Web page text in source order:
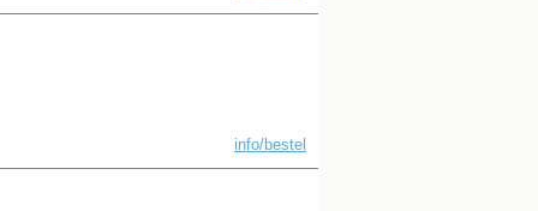
info/bestel